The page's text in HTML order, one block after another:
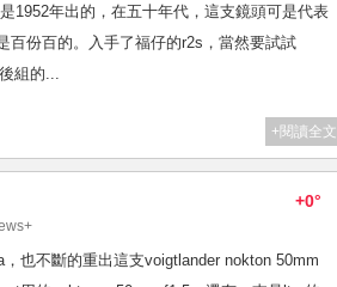
1952年出的，在五十年代，這支鏡頭可是代表
百份百的。入手了福仔的r2s，當然要試試
組的...
+閱讀全文
+0°
也不斷的重出這支voigtlander nokton 50mm